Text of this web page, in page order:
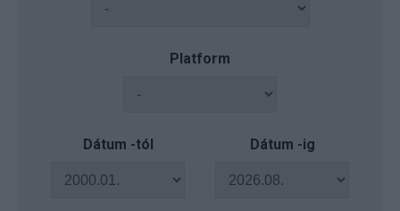
Platform
Dátum -tól Dátum -ig